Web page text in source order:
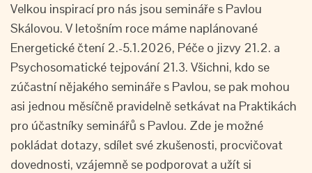
Velkou inspirací pro nás jsou semináře s Pavlou
Skálovou. V letošním roce máme naplánované
Energetické čtení 2.-5.1.2026, Péče o jizvy 21.2. a
Psychosomatické tejpování 21.3. Všichni, kdo se
zúčastní nějakého semináře s Pavlou, se pak mohou
asi jednou měsíčně pravidelně setkávat na Praktikách
pro účastníky seminářů s Pavlou. Zde je možné
pokládat dotazy, sdílet své zkušenosti, procvičovat
dovednosti, vzájemně se podporovat a užít si